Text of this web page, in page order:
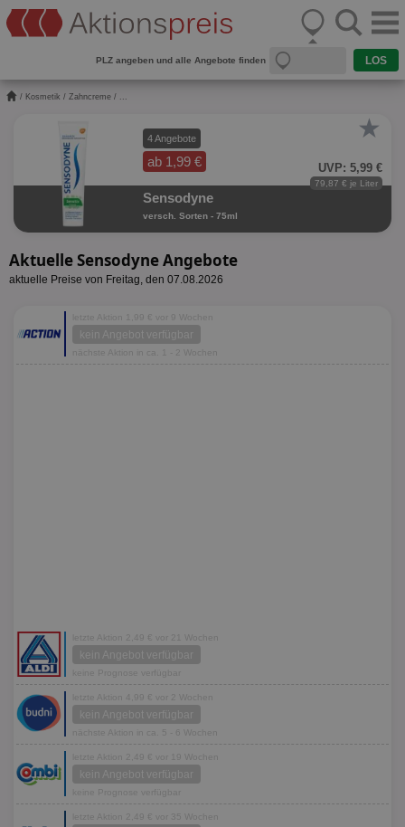
PLZ angeben und alle Angebote finden
/ Kosmetik / Zahncreme / ...
4 Angebote
ab 1,99 €
★
UVP: 5,99 €
79,87 € je Liter
Sensodyne
versch. Sorten - 75ml
Aktuelle Sensodyne Angebote
aktuelle Preise von Freitag, den 07.08.2026
letzte Aktion 1,99 € vor 9 Wochen
kein Angebot verfügbar
nächste Aktion in ca. 1 - 2 Wochen
letzte Aktion 2,49 € vor 21 Wochen
kein Angebot verfügbar
keine Prognose verfügbar
letzte Aktion 4,99 € vor 2 Wochen
kein Angebot verfügbar
nächste Aktion in ca. 5 - 6 Wochen
letzte Aktion 2,49 € vor 19 Wochen
kein Angebot verfügbar
keine Prognose verfügbar
letzte Aktion 2,49 € vor 35 Wochen